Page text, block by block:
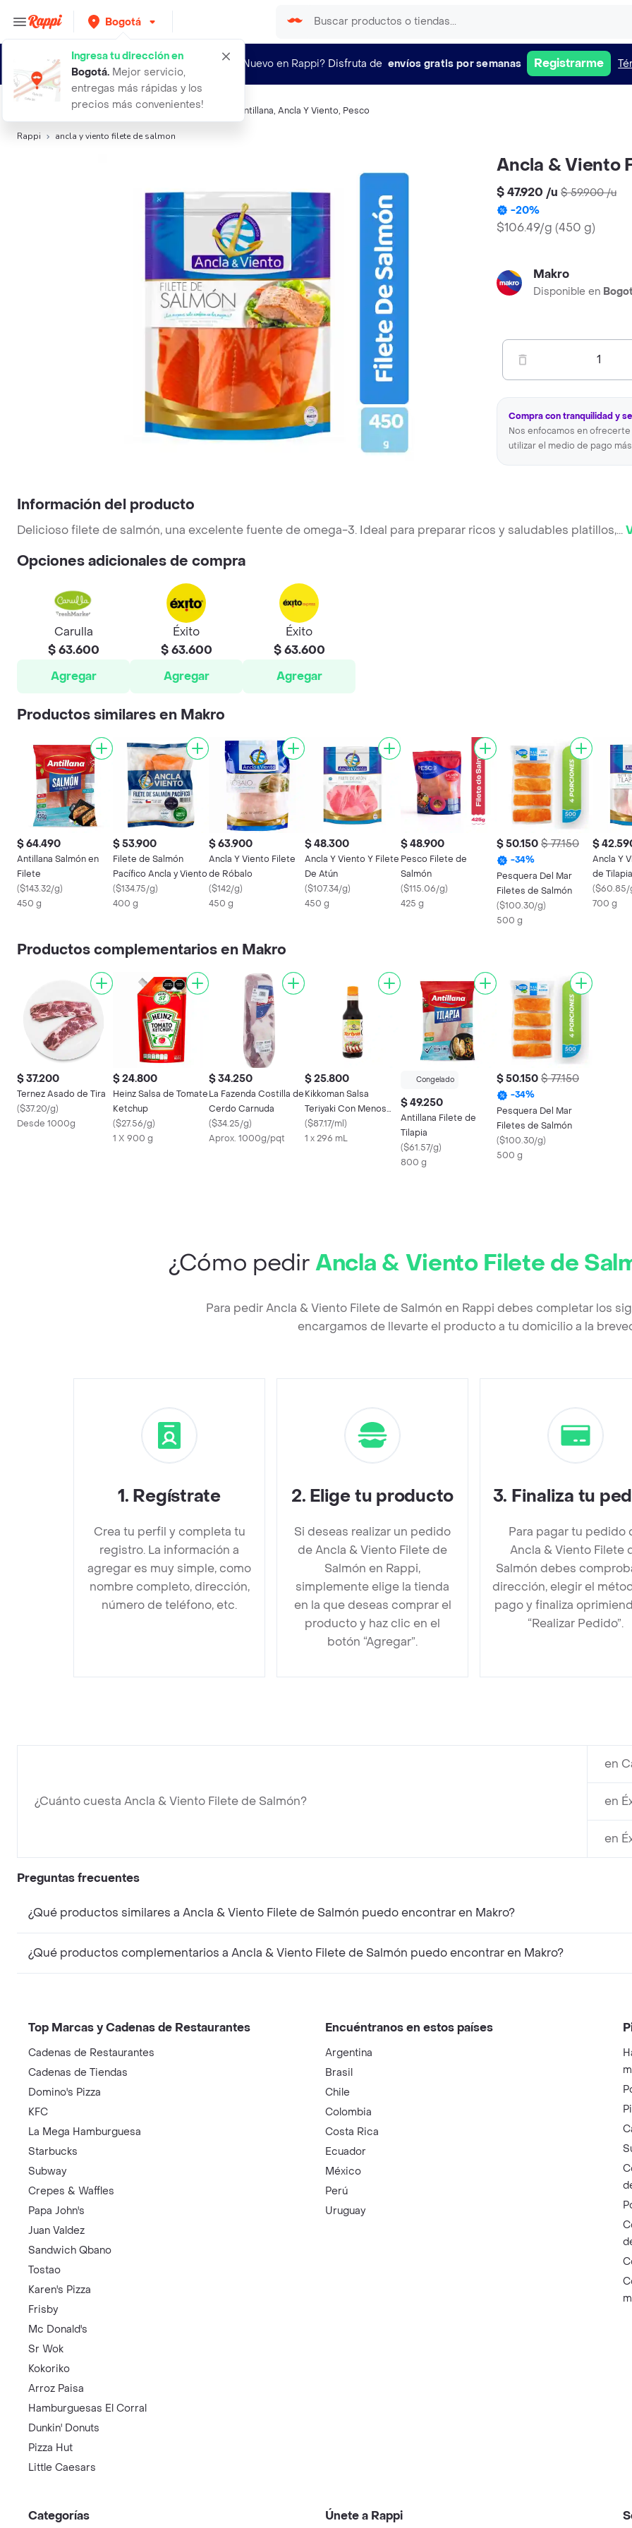
Bogotá
Ingresa tu dirección en
Bogotá. Mejor servicio,
entregas más rápidas y los
precios más convenientes!
¿Nuevo en Rappi? Disfruta de envíos gratis por semanas Registrarme
Búsquedas relacionadas:Pescados,Ancla & Viento Antillana, Ancla Y Viento, Pesco
Rappi ancla y viento filete de salmon
Ancla & Viento
$ 47.920 /u $ 59.900/u
-20%
$106.49/g (450 g)
Makro
Disponible en
1
Compra con tranquilidad y
Nos enfocamos en
utilizar el medio de pago
Información del producto
Delicioso filete de salmón, una excelente fuente de omega-3. Ideal para preparar ricos y saludables platillos,...
Opciones adicionales de compra
Carulla
$ 63.600
Agregar
Éxito
$ 63.600
Agregar
Éxito
$ 63.600
Agregar
Productos similares en Makro
$ 64.490
Antillana Salmón en
Filete
($143.32/g)
450 g
$ 53.900
Filete de Salmón
Pacífico Ancla y Viento
($134.75/g)
400 g
$ 63.900
Ancla Y Viento Filete
de Róbalo
($142/g)
450 g
$ 48.300
Ancla Y Viento Y Filete
De Atún
($107.34/g)
450 g
$ 48.900
Pesco Filete de
Salmón
($115.06/g)
425 g
$ 50.150 $ 77.150
-34%
Pesquera Del Mar
Filetes de Salmón
($100.30/g)
500 g
$
Ancla Y
de Tilapia
($60.85/
700 g
Productos complementarios en Makro
$ 37.200
Ternez Asado de Tira
($37.20/g)
Desde 1000g
$ 24.800
Heinz Salsa de Tomate
Ketchup
($27.56/g)
1 X 900 g
$ 34.250
La Fazenda Costilla de
Cerdo Carnuda
($34.25/g)
Aprox. 1000g/pqt
$ 25.800
Kikkoman Salsa
Teriyaki Con Menos
Sodio
($87.17/ml)
1 x 296 mL
Congelado
$ 49.250
Antillana Filete de
Tilapia
($61.57/g)
800 g
$ 50.150 $ 77.150
-34%
Pesquera Del Mar
Filetes de Salmón
($100.30/g)
500 g
¿Cómo pedirAncla & Viento Filete de
Para pedir Ancla & Viento Filete de Salmón en Rappi debes completar los
encargamos de llevarte el producto a tu domicilio a la
1. Regístrate
Crea tu perfil y completa tu
registro. La información a
agregar es muy simple, como
nombre completo, dirección,
número de teléfono, etc.
2. Elige tu producto
Si deseas realizar un pedido
de Ancla & Viento Filete de
Salmón en Rappi,
simplemente elige la tienda
en la que deseas comprar el
producto y haz clic en el
botón “Agregar”.
3. Finaliza tu
Para pagar tu pedido
Ancla & Viento Filete
Salmón debes
dirección, elegir el
pago y finaliza
“Realizar Pedido”.
¿Cuánto cuesta Ancla & Viento Filete de Salmón?
en
en
en
Preguntas frecuentes
¿Qué productos similares a Ancla & Viento Filete de Salmón puedo encontrar en Makro?
¿Qué productos complementarios a Ancla & Viento Filete de Salmón puedo encontrar en Makro?
Top Marcas y Cadenas de Restaurantes
Cadenas de Restaurantes
Cadenas de Tiendas
Domino's Pizza
KFC
La Mega Hamburguesa
Starbucks
Subway
Crepes & Waffles
Papa John's
Juan Valdez
Sandwich Qbano
Tostao
Karen's Pizza
Frisby
Mc Donald's
Sr Wok
Kokoriko
Arroz Paisa
Hamburguesas El Corral
Dunkin' Donuts
Pizza Hut
Little Caesars
Encuéntranos en estos países
Argentina
Brasil
Chile
Colombia
Costa Rica
Ecuador
México
Perú
Uruguay
Categorías Únete a Rappi